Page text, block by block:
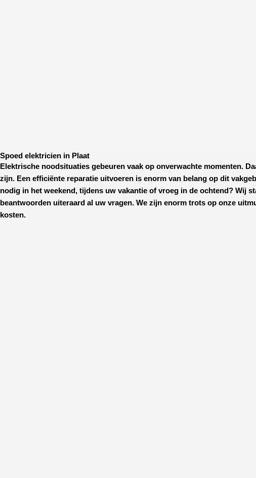
Spoed elektricien in Plaat
Elektrische noodsituaties gebeuren vaak op onverwachte momenten.
zijn. Een efficiënte reparatie uitvoeren is enorm van belang op dit
nodig in het weekend, tijdens uw vakantie of vroeg in de ochtend? Wij
beantwoorden uiteraard al uw vragen. We zijn enorm trots op onze
kosten.